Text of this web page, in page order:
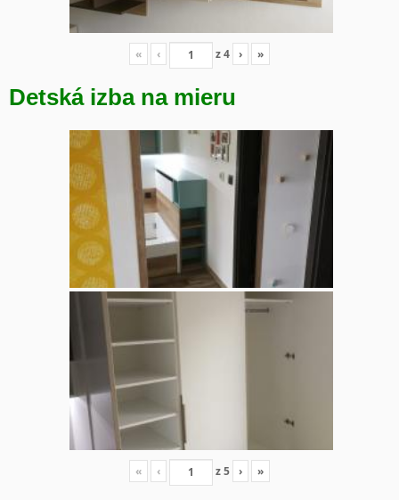
« ‹ z4 › »
Detská izba na mieru
« ‹ z5 › »